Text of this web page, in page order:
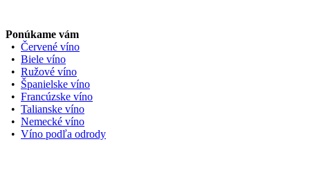
Ponúkame vám
• Červené víno
• Biele víno
• Ružové víno
• Španielske víno
• Francúzske víno
• Talianske víno
• Nemecké víno
• Víno podľa odrody